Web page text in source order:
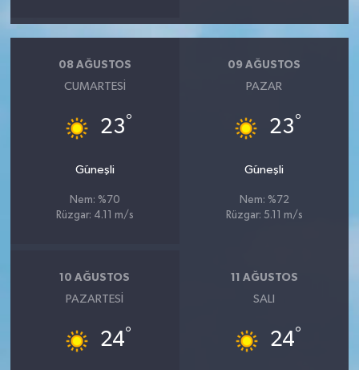
08 AĞUSTOS
CUMARTESI
23°
Güneşli
Nem: %70
Rüzgar: 4.11 m/s
09 AĞUSTOS
PAZAR
23°
Güneşli
Nem: %72
Rüzgar: 5.11 m/s
10 AĞUSTOS
PAZARTESI
24°
11 AĞUSTOS
SALI
24°